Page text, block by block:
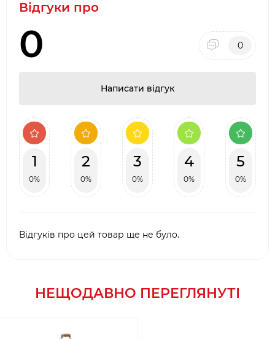
Відгуки про
0 0
Написати відгук
1
0%
2
0%
3
0%
4
0%
5
0%
Відгуків про цей товар ще не було.
НЕЩОДАВНО ПЕРЕГЛЯНУТІ